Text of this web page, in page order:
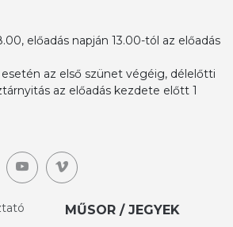
előadás napján 13.00-tól az előadás
esetén az első szünet végéig, délelőtti
az előadás kezdete előtt 1
MŰSOR / JEGYEK